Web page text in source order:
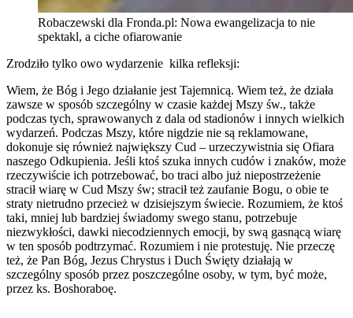
Robaczewski dla Fronda.pl: Nowa ewangelizacja to nie
spektakl, a ciche ofiarowanie
Zrodziło tylko owo wydarzenie kilka refleksji:
Wiem, że Bóg i Jego działanie jest Tajemnicą. Wiem też, że działa
zawsze w sposób szczególny w czasie każdej Mszy św., także
podczas tych, sprawowanych z dala od stadionów i innych wielkich
wydarzeń. Podczas Mszy, które nigdzie nie są reklamowane,
dokonuje się również największy Cud – urzeczywistnia się Ofiara
naszego Odkupienia. Jeśli ktoś szuka innych cudów i znaków, może
rzeczywiście ich potrzebować, bo traci albo już niepostrzeżenie
stracił wiarę w Cud Mszy św; stracił też zaufanie Bogu, o obie te
straty nietrudno przecież w dzisiejszym świecie. Rozumiem, że ktoś
taki, mniej lub bardziej świadomy swego stanu, potrzebuje
niezwykłości, dawki niecodziennych emocji, by swą gasnącą wiarę
w ten sposób podtrzymać. Rozumiem i nie protestuję. Nie przeczę
też, że Pan Bóg, Jezus Chrystus i Duch Święty działają w
szczególny sposób przez poszczególne osoby, w tym, być może,
przez ks. Boshoraboę.